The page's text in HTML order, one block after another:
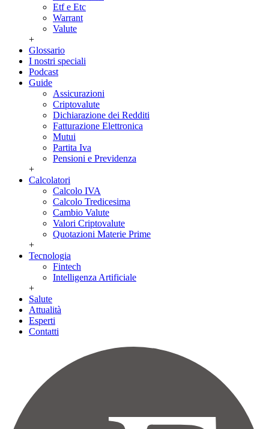
Etf e Etc
Warrant
Valute
+
Glossario
I nostri speciali
Podcast
Guide
Assicurazioni
Criptovalute
Dichiarazione dei Redditi
Fatturazione Elettronica
Mutui
Partita Iva
Pensioni e Previdenza
+
Calcolatori
Calcolo IVA
Calcolo Tredicesima
Cambio Valute
Valori Criptovalute
Quotazioni Materie Prime
+
Tecnologia
Fintech
Intelligenza Artificiale
+
Salute
Attualità
Esperti
Contatti